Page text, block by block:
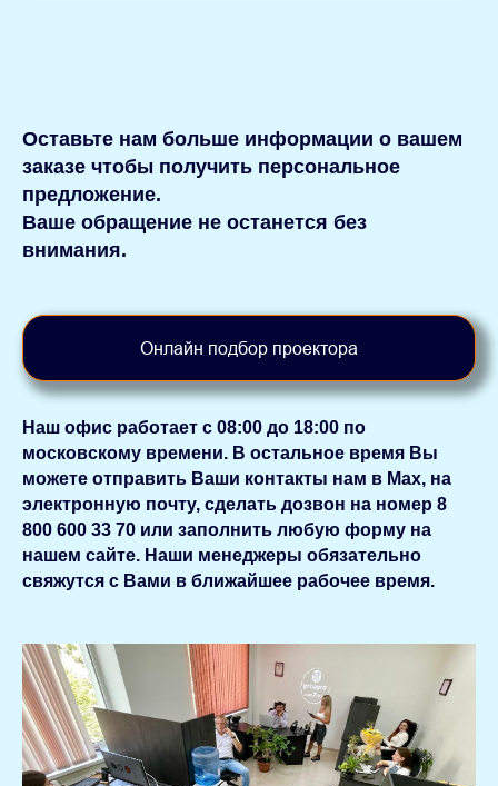
Оставьте нам больше информации о вашем
заказе чтобы получить персональное
предложение.
Ваше обращение не останется без
внимания.
Онлайн подбор проектора
Наш офис работает с 08:00 до 18:00 по
московскому времени. В остальное время Вы
можете отправить Ваши контакты нам в Мах, на
электронную почту, сделать дозвон на номер 8
800 600 33 70 или заполнить любую форму на
нашем сайте. Наши менеджеры обязательно
свяжутся с Вами в ближайшее рабочее время.